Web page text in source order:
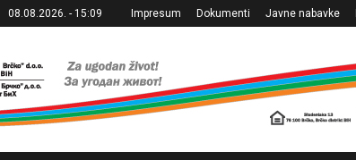
08.08.2026. - 15:09 Impresum Dokumenti Javne nabavke